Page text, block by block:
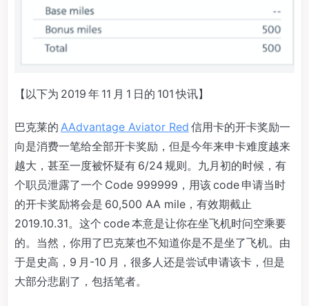
【以下为 2019 年 11 月 1 日的 101 快讯】
巴克莱的 AAdvantage Aviator Red 信用卡的开卡奖励一
向是消费一笔给全部开卡奖励，但是今年来申卡难度越来
越大，甚至一度被怀疑有 6/24 规则。九月初的时候，有
个职员泄露了一个 Code 999999，用该 code 申请当时
的开卡奖励将会是 60,500 AA mile，有效期截止
2019.10.31。这个 code 本意是让你在坐飞机时问空乘要
的。当然，你用了巴克莱也不知道你是不是坐了飞机。由
于是史高，9 月-10 月，很多人还是尝试申请该卡，但是
大部分悲剧了，包括笔者。